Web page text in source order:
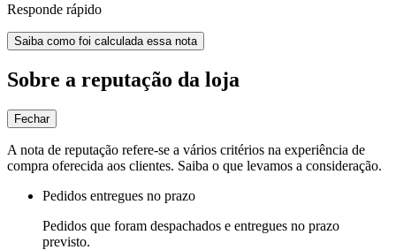
Responde rápido
Saiba como foi calculada essa nota
Sobre a reputação da loja
Fechar
A nota de reputação refere-se a vários critérios na experiência de
compra oferecida aos clientes. Saiba o que levamos a consideração.
Pedidos entregues no prazo
Pedidos que foram despachados e entregues no prazo
previsto.